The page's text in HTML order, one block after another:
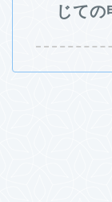
じての